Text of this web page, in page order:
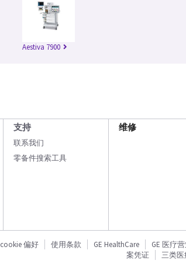
Aestiva 7900
支持
联系我们
零备件搜索工具
维修
cookie 偏好 使用条款 GE HealthCare GE 医疗
案凭证
三类